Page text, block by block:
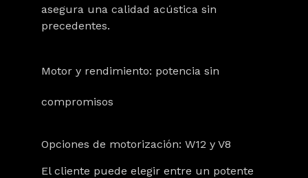
asegura una calidad acústica sin
precedentes.
Motor y rendimiento: potencia sin
compromisos
Opciones de motorización: W12 y V8
El cliente puede elegir entre un potente